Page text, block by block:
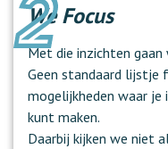
We Focus
Met die inzichten gaan
Geen standaard lijstje
mogelijkheden waar je
kunt maken.
Daarbij kijken we niet